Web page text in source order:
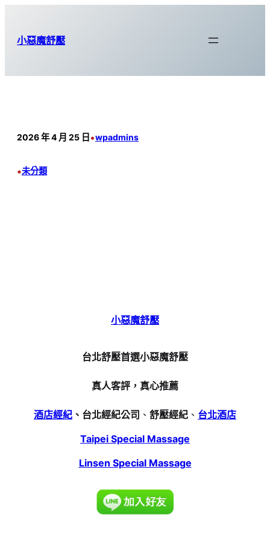
小惡魔舒壓
2026 年 4 月 25 日 •wpadmins
•未分類
小惡魔舒壓
台北舒壓首選小惡魔舒壓
真人客評，真心推薦
酒店經紀 、台北經紀公司 、 舒壓經紀 、 台北酒店
Taipei Special Massage
Linsen Special Massage